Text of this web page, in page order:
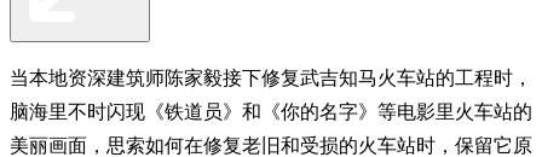
当本地资深建筑师陈家毅接下修复武吉知马火车站的工程时，
脑海里不时闪现《铁道员》和《你的名字》等电影里火车站的
美丽画面，思索如何在修复老旧和受损的火车站时，保留它原